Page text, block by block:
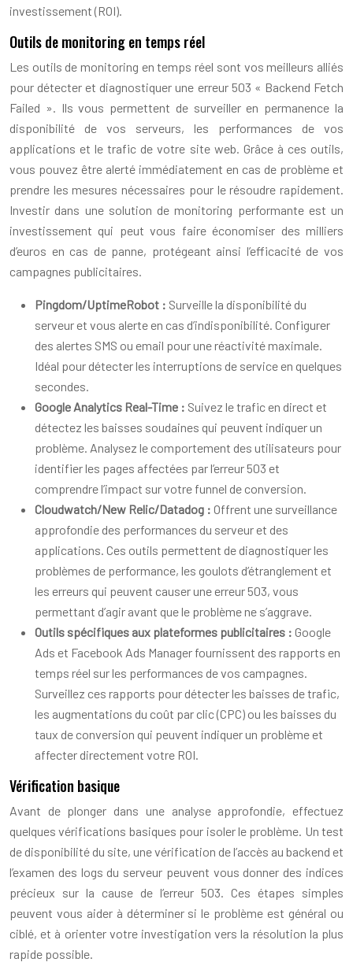
investissement (ROI).
Outils de monitoring en temps réel
Les outils de monitoring en temps réel sont vos meilleurs alliés
pour détecter et diagnostiquer une erreur 503 « Backend Fetch
Failed ». Ils vous permettent de surveiller en permanence la
disponibilité de vos serveurs, les performances de vos
applications et le trafic de votre site web. Grâce à ces outils,
vous pouvez être alerté immédiatement en cas de problème et
prendre les mesures nécessaires pour le résoudre rapidement.
Investir dans une solution de monitoring performante est un
investissement qui peut vous faire économiser des milliers
d’euros en cas de panne, protégeant ainsi l’efficacité de vos
campagnes publicitaires.
Pingdom/UptimeRobot : Surveille la disponibilité du
serveur et vous alerte en cas d’indisponibilité. Configurer
des alertes SMS ou email pour une réactivité maximale.
Idéal pour détecter les interruptions de service en quelques
secondes.
Google Analytics Real-Time : Suivez le trafic en direct et
détectez les baisses soudaines qui peuvent indiquer un
problème. Analysez le comportement des utilisateurs pour
identifier les pages affectées par l’erreur 503 et
comprendre l’impact sur votre funnel de conversion.
Cloudwatch/New Relic/Datadog : Offrent une surveillance
approfondie des performances du serveur et des
applications. Ces outils permettent de diagnostiquer les
problèmes de performance, les goulots d’étranglement et
les erreurs qui peuvent causer une erreur 503, vous
permettant d’agir avant que le problème ne s’aggrave.
Outils spécifiques aux plateformes publicitaires : Google
Ads et Facebook Ads Manager fournissent des rapports en
temps réel sur les performances de vos campagnes.
Surveillez ces rapports pour détecter les baisses de trafic,
les augmentations du coût par clic (CPC) ou les baisses du
taux de conversion qui peuvent indiquer un problème et
affecter directement votre ROI.
Vérification basique
Avant de plonger dans une analyse approfondie, effectuez
quelques vérifications basiques pour isoler le problème. Un test
de disponibilité du site, une vérification de l’accès au backend et
l’examen des logs du serveur peuvent vous donner des indices
précieux sur la cause de l’erreur 503. Ces étapes simples
peuvent vous aider à déterminer si le problème est général ou
ciblé, et à orienter votre investigation vers la résolution la plus
rapide possible.